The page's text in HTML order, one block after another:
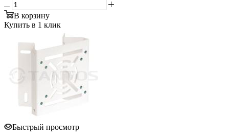
В корзину
Купить в 1 клик
Быстрый просмотр